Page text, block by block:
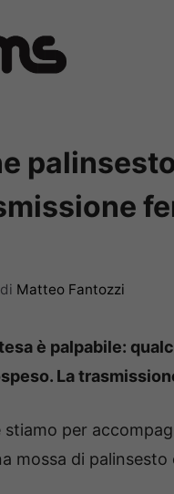
di Matteo Fantozzi
è palpabile:
La
stiamo per
mossa di